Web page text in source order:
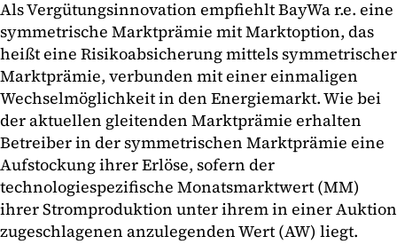
Als Vergütungsinnovation empfiehlt BayWa r.e. eine
symmetrische Marktprämie mit Marktoption, das
heißt eine Risikoabsicherung mittels symmetrischer
Marktprämie, verbunden mit einer einmaligen
Wechselmöglichkeit in den Energiemarkt. Wie bei
der aktuellen gleitenden Marktprämie erhalten
Betreiber in der symmetrischen Marktprämie eine
Aufstockung ihrer Erlöse, sofern der
technologiespezifische Monatsmarktwert (MM)
ihrer Stromproduktion unter ihrem in einer Auktion
zugeschlagenen anzulegenden Wert (AW) liegt.